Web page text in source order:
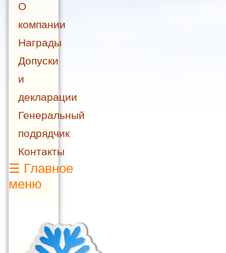
О
компании
Награды
Допуски
и
декларации
Генеральный
подрядчик
Контакты
☰ Главное
меню